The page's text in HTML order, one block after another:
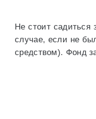
Не стоит
случае, если не
средством). Фонд